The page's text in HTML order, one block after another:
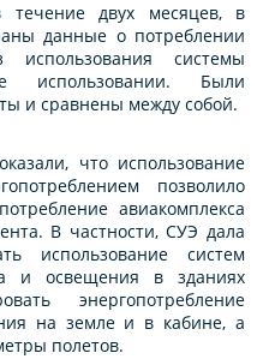
течение двух месяцев, в
данные о потреблении
системы
Были
и сравнены между собой.
что использование
позволило
авиакомплекса
В частности, СУЭ дала
использование систем
и освещения в зданиях
энергопотребление
на земле и в кабине, а
полетов.